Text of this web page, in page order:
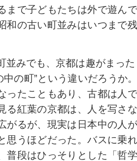
まで子どもたちは外で遊ん
和の古い町並みはいつまで
みでも、京都は趣がまった
中の町”という違いだろうか
ったこともあり、古都は人
る紅葉の京都は、人を写さ
がるが、現実は日本中の人
思うほどだった。バスに乗
普段はひっそりとした「哲